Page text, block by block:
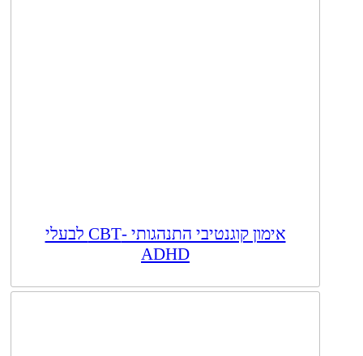
אימון קוגנטיבי התנהגותי -CBT לבעלי
ADHD